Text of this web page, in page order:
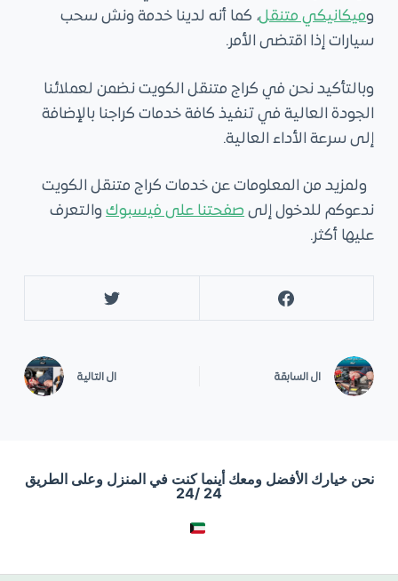
وميكانيكي متنقل، كما أنه لدينا خدمة ونش سحب
سيارات إذا اقتضى الأمر.
وبالتأكيد نحن في كراج متنقل الكويت نضمن لعملائنا
الجودة العالية في تنفيذ كافة خدمات كراجنا بالإضافة
إلى سرعة الأداء العالية.
ولمزيد من المعلومات عن خدمات كراج متنقل الكويت
ندعوكم للدخول إلىصفحتنا على فيسبوكوالتعرف
عليها أكثر.
الالسابقة ال التالية
نحن خيارك الأفضل ومعك أينما كنت في المنزل وعلى الطريق
24 /24